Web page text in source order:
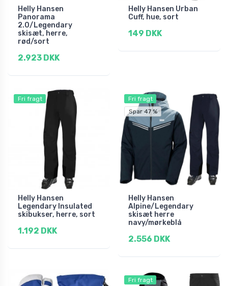
Helly Hansen
Panorama
2.0/Legendary
skisæt, herre,
rød/sort
2.923 DKK
Helly Hansen Urban
Cuff, hue, sort
149 DKK
Fri fragt
Helly Hansen
Legendary Insulated
skibukser, herre, sort
1.192 DKK
Fri fragt
Spar 47 %
Helly Hansen
Alpine/Legendary
skisæt herre
navy/mørkeblå
2.556 DKK
Fri fragt